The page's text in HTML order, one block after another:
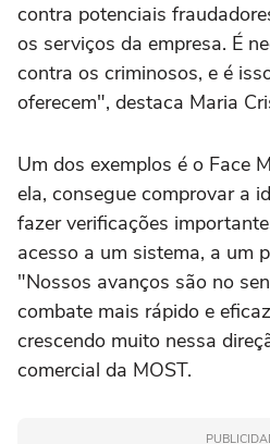
contra potenciais
os serviços da empresa. É
contra os criminosos, e é
oferecem", destaca Maria
Um dos exemplos é o Face
ela, consegue comprovar a
fazer verificações
acesso a um sistema, a um
"Nossos avanços são no
combate mais rápido e
crescendo muito nessa
comercial da MOST.